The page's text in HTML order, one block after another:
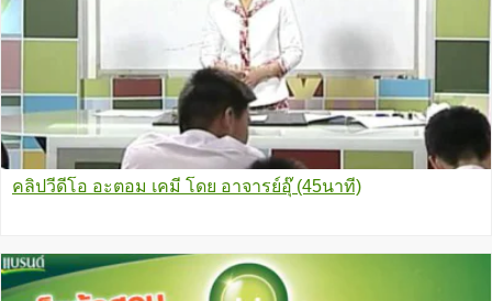
คลิปวีดีโอ อะตอม เคมี โดย อาจารย์อุ๊ (45นาที)